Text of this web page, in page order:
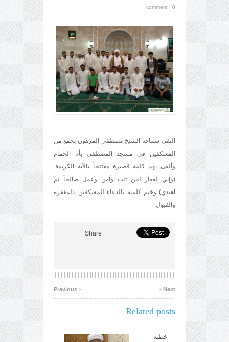
comment : 0
التقى سماحة الشيخ مصطفى المرهون بجمع من
المعتكفين في مسجد المصطفى بأم الحمام
وألقى بهم كلمة قصيرة مفتتحاً بالآية الكريمة:
(وإني لغفار لمن تاب وآمن وعمل صالحاً ثم
اهتدي) وختم كلمته بالدعاء للمعتكفين بالمغفرة
والقبول.
Share
‹ Next
›
Related posts
خطبة